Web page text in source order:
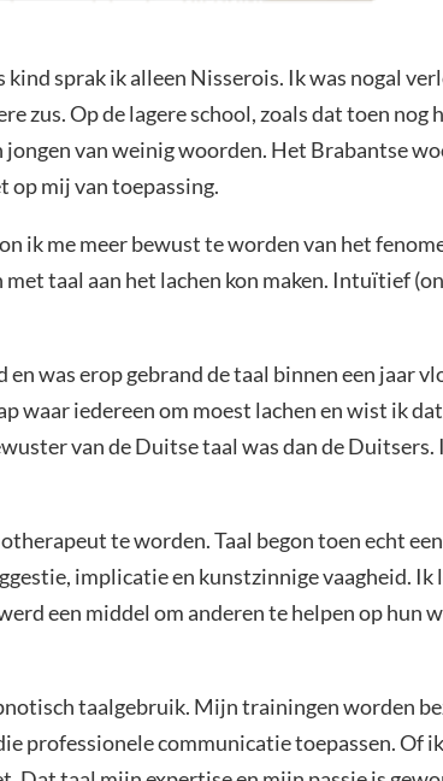
sprak ik alleen Nisserois. Ik was nogal
zus. Op de lagere school, zoals dat toen nog
van weinig woorden. Het Brabantse
op mij van toepassing.
ik me meer bewust te worden van het
taal aan het lachen kon maken. Intuïtief
was erop gebrand de taal binnen een jaar
waar iedereen om moest lachen en wist ik
van de Duitse taal was dan de Duitsers.
te worden. Taal begon toen echt
implicatie en kunstzinnige vaagheid. Ik
een middel om anderen te helpen op hun
taalgebruik. Mijn trainingen worden
professionele communicatie toepassen. Of